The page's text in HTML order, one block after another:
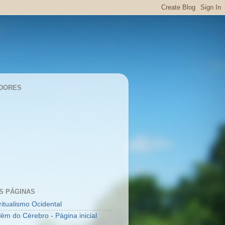
PÁGINAS
Ocidental
do Cérebro - Página inicial